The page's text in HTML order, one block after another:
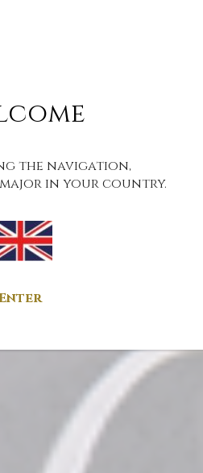
the navigation,
in your country.